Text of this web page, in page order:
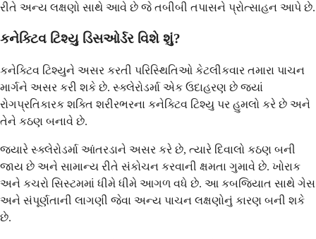
રીતે અન્ય લક્ષણો સાથે આવે છે જે તબીબી તપાસને પ્રોત્સાહન આપે છે.
કનેક્ટિવ ટિશ્યુ ડિસઓર્ડર વિશે શું?
કનેક્ટિવ ટિશ્યુને અસર કરતી પરિસ્થિતિઓ કેટલીકવાર તમારા પાચન
માર્ગને અસર કરી શકે છે. સ્ક્લેરોડર્મા એક ઉદાહરણ છે જ્યાં
રોગપ્રતિકારક શક્તિ શરીરભરના કનેક્ટિવ ટિશ્યુ પર હુમલો કરે છે અને
તેને કઠણ બનાવે છે.
જ્યારે સ્ક્લેરોડર્મા આંતરડાને અસર કરે છે, ત્યારે દિવાલો કઠણ બની
જાય છે અને સામાન્ય રીતે સંકોચન કરવાની ક્ષમતા ગુમાવે છે. ખોરાક
અને કચરો સિસ્ટમમાં ધીમે ધીમે આગળ વધે છે. આ કબજિયાત સાથે ગેસ
અને સંપૂર્ણતાની લાગણી જેવા અન્ય પાચન લક્ષણોનું કારણ બની શકે
છે.